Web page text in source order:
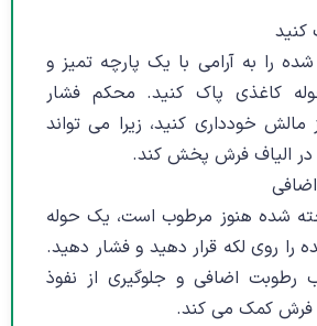
کنید
را به آرامی با یک پارچه تمیز و
کاغذی پاک کنید. محکم فشار
مالش خودداری کنید، زیرا می تواند
در الیاف فرش پخش کند.
شده هنوز مرطوب است، یک حوله
را روی لکه قرار دهید و فشار دهید.
رطوبت اضافی و جلوگیری از نفوذ
فرش کمک می کند.